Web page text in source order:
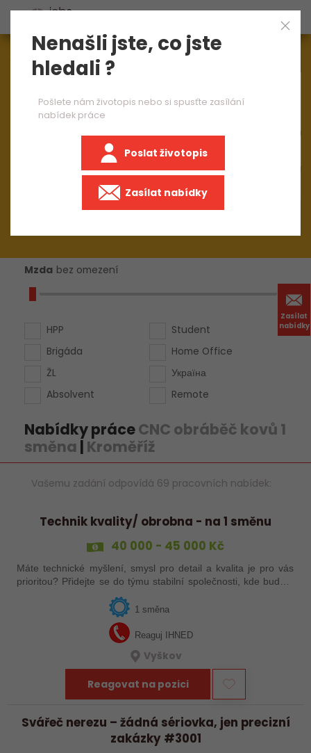
Zasílat
nabídky
Aktuálně1539nabídek práce
Mzda bez omezení
HPP
Brigáda
ŽL
Absolvent
Student
Home Office
Україна
Remote
Nabídky práceCNC obráběč kovů 1
směna | Kroměříž
Vašemu zadání odpovídá 69 pracovních nabídek:
Technik kvality/ obrobna - na 1 směnu
40 000 - 45 000 Kč
Máte technické myšlení, smysl pro detail a kvalita je pro vás
prioritou? Přidejte se do týmu stabilní společnosti, kde budete
mít možnost podílet se na zajištění kvality výroby a
1 směna
Reaguj IHNED
Vyškov
Reagovat na pozici
Svářeč nerezu – žádná sériovka, jen precizní
zakázky #3001
Nenašli jste, co jste
hledali ?
Pošlete nám životopis nebo si spusťte zasílání
nabídek práce
Poslat životopis
Zasílat nabídky